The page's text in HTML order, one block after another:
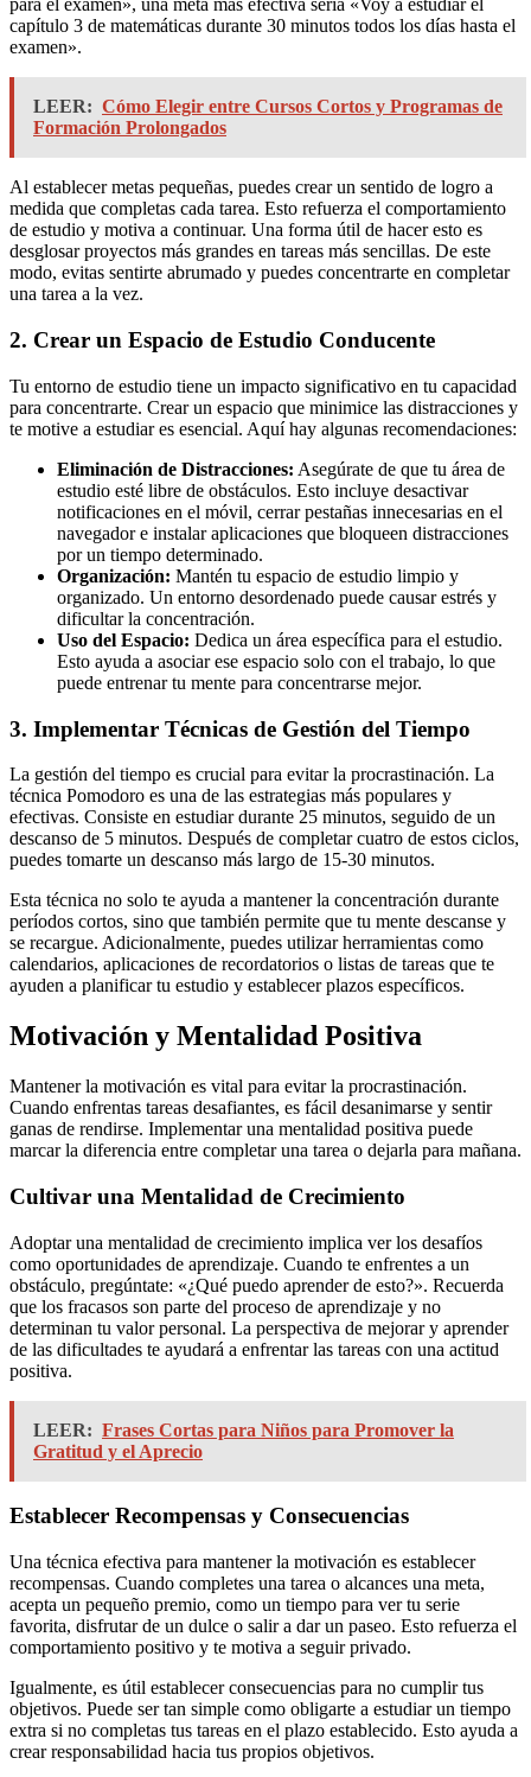
para el examen», una meta más efectiva sería «Voy a estudiar el
capítulo 3 de matemáticas durante 30 minutos todos los días hasta el
examen».
LEER: Cómo Elegir entre Cursos Cortos y Programas de
Formación Prolongados
Al establecer metas pequeñas, puedes crear un sentido de logro a
medida que completas cada tarea. Esto refuerza el comportamiento
de estudio y motiva a continuar. Una forma útil de hacer esto es
desglosar proyectos más grandes en tareas más sencillas. De este
modo, evitas sentirte abrumado y puedes concentrarte en completar
una tarea a la vez.
2. Crear un Espacio de Estudio Conducente
Tu entorno de estudio tiene un impacto significativo en tu capacidad
para concentrarte. Crear un espacio que minimice las distracciones y
te motive a estudiar es esencial. Aquí hay algunas recomendaciones:
Eliminación de Distracciones: Asegúrate de que tu área de
estudio esté libre de obstáculos. Esto incluye desactivar
notificaciones en el móvil, cerrar pestañas innecesarias en el
navegador e instalar aplicaciones que bloqueen distracciones
por un tiempo determinado.
Organización: Mantén tu espacio de estudio limpio y
organizado. Un entorno desordenado puede causar estrés y
dificultar la concentración.
Uso del Espacio: Dedica un área específica para el estudio.
Esto ayuda a asociar ese espacio solo con el trabajo, lo que
puede entrenar tu mente para concentrarse mejor.
3. Implementar Técnicas de Gestión del Tiempo
La gestión del tiempo es crucial para evitar la procrastinación. La
técnica Pomodoro es una de las estrategias más populares y
efectivas. Consiste en estudiar durante 25 minutos, seguido de un
descanso de 5 minutos. Después de completar cuatro de estos ciclos,
puedes tomarte un descanso más largo de 15-30 minutos.
Esta técnica no solo te ayuda a mantener la concentración durante
períodos cortos, sino que también permite que tu mente descanse y
se recargue. Adicionalmente, puedes utilizar herramientas como
calendarios, aplicaciones de recordatorios o listas de tareas que te
ayuden a planificar tu estudio y establecer plazos específicos.
Motivación y Mentalidad Positiva
Mantener la motivación es vital para evitar la procrastinación.
Cuando enfrentas tareas desafiantes, es fácil desanimarse y sentir
ganas de rendirse. Implementar una mentalidad positiva puede
marcar la diferencia entre completar una tarea o dejarla para mañana.
Cultivar una Mentalidad de Crecimiento
Adoptar una mentalidad de crecimiento implica ver los desafíos
como oportunidades de aprendizaje. Cuando te enfrentes a un
obstáculo, pregúntate: «¿Qué puedo aprender de esto?». Recuerda
que los fracasos son parte del proceso de aprendizaje y no
determinan tu valor personal. La perspectiva de mejorar y aprender
de las dificultades te ayudará a enfrentar las tareas con una actitud
positiva.
LEER: Frases Cortas para Niños para Promover la
Gratitud y el Aprecio
Establecer Recompensas y Consecuencias
Una técnica efectiva para mantener la motivación es establecer
recompensas. Cuando completes una tarea o alcances una meta,
acepta un pequeño premio, como un tiempo para ver tu serie
favorita, disfrutar de un dulce o salir a dar un paseo. Esto refuerza el
comportamiento positivo y te motiva a seguir privado.
Igualmente, es útil establecer consecuencias para no cumplir tus
objetivos. Puede ser tan simple como obligarte a estudiar un tiempo
extra si no completas tus tareas en el plazo establecido. Esto ayuda a
crear responsabilidad hacia tus propios objetivos.